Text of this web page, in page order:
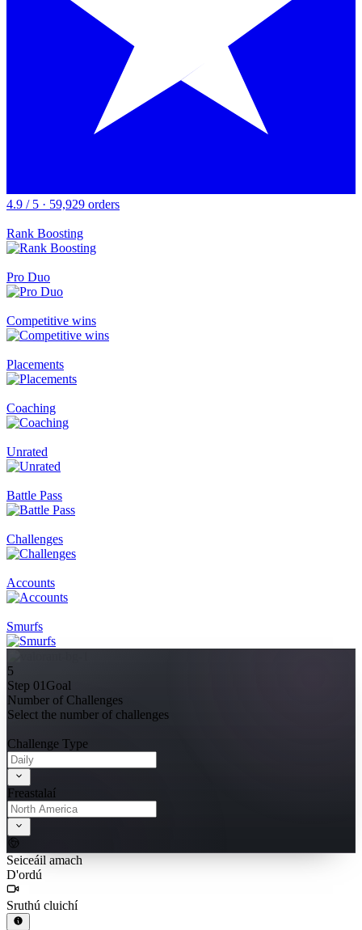
4.9 / 5 · 59,929 orders
Rank Boosting
Pro Duo
Competitive wins
Placements
Coaching
Unrated
Battle Pass
Challenges
Accounts
Smurfs
5
Step 01 Goal
Number of Challenges
Select the number of challenges
Challenge Type
Freastalaí
Seiceáil amach
D'ordú
Sruthú cluichí